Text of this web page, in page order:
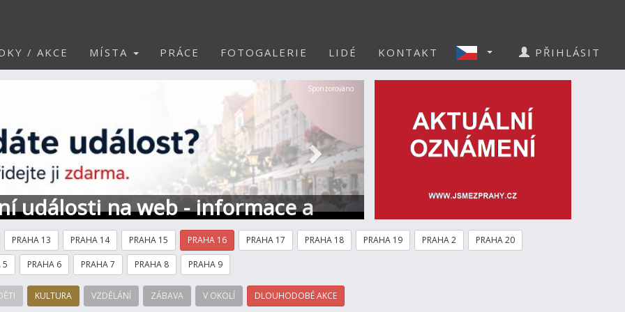
/ AKCE MÍSTA PRÁCE FOTOGALERIE LIDÉ KONTAKT PŘIHLÁSIT
události na web - informace a
Další
Sponzorováno
PRAHA 13 PRAHA 14 PRAHA 15 PRAHA 16 PRAHA 17 PRAHA 18 PRAHA 19 PRAHA 2 PRAHA 20
5 PRAHA 6 PRAHA 7 PRAHA 8 PRAHA 9
KULTURA VZDĚLÁNÍ ZÁBAVA V OKOLÍ DLOUHODOBÉ AKCE